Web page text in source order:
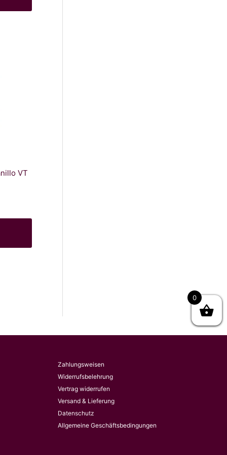
VT
Zahlungsweisen
Widerrufsbelehrung
Vertrag widerrufen
Versand & Lieferung
Datenschutz
Allgemeine Geschäftsbedingungen
0